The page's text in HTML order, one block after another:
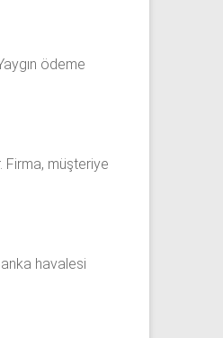
ödeme
Firma, müşteriye
havalesi